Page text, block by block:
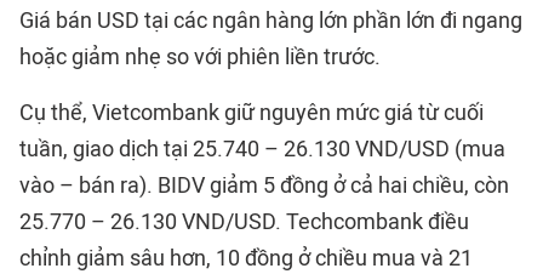
Giá bán USD tại các ngân hàng lớn phần lớn đi ngang
hoặc giảm nhẹ so với phiên liền trước.
Cụ thể, Vietcombank giữ nguyên mức giá từ cuối
tuần, giao dịch tại 25.740 – 26.130 VND/USD (mua
vào – bán ra). BIDV giảm 5 đồng ở cả hai chiều, còn
25.770 – 26.130 VND/USD. Techcombank điều
chỉnh giảm sâu hơn, 10 đồng ở chiều mua và 21